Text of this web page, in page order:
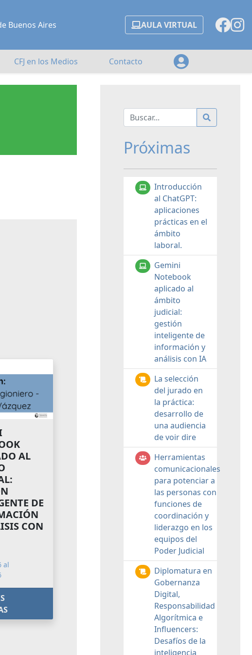
Buenos Aires AULA VIRTUAL
CFJ en los Medios Contacto
AL
DE
CON
al
Próximas
Introducción
al ChatGPT:
aplicaciones
prácticas en el
ámbito
laboral.
Gemini
Notebook
aplicado al
ámbito
judicial:
gestión
inteligente de
información y
análisis con IA
La selección
del jurado en
la práctica:
desarrollo de
una audiencia
de voir dire
Herramientas
comunicacionales
para potenciar a
las personas con
funciones de
coordinación y
liderazgo en los
equipos del
Poder Judicial
Diplomatura en
Gobernanza
Digital,
Responsabilidad
Algorítmica e
Influencers:
Desafíos de la
inteligencia